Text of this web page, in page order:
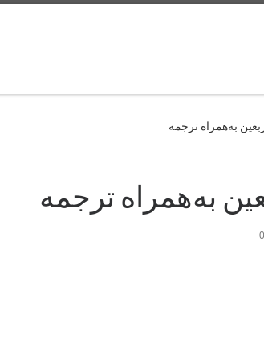
به‌همراه ترجمه
به‌همراه ترجمه